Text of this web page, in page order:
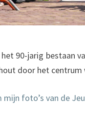
het 90-jarig bestaan
door het centrum
mijn foto’s van de